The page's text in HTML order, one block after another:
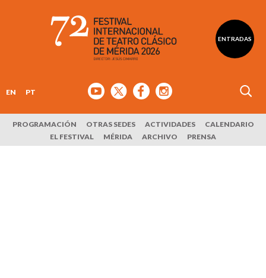
ENTRADAS
EN PT
PROGRAMACIÓN OTRAS SEDES ACTIVIDADES
CALENDARIO
EL FESTIVAL
MÉRIDA ARCHIVO PRENSA